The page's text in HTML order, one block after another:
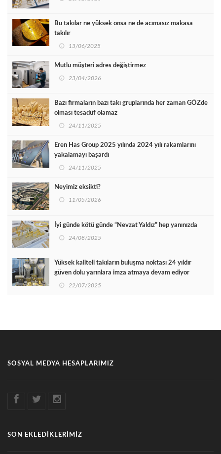
Bu takılar ne yüksek onsa ne de acımasız makasa
takılır
13/06/2025
Mutlu müşteri adres değiştirmez
23/04/2026
Bazı firmaların bazı takı gruplarında her zaman GÖZde
olması tesadüf olamaz
24/11/2025
Eren Has Group 2025 yılında 2024 yılı rakamlarını
yakalamayı başardı
24/11/2025
Neyimiz eksikti?
11/05/2026
İyi günde kötü günde “Nevzat Yaldız” hep yanınızda
24/08/2025
Yüksek kaliteli takıların buluşma noktası 24 yıldır
güven dolu yarınlara imza atmaya devam ediyor
22/07/2025
SOSYAL MEDYA HESAPLARIMIZ
SON EKLEDİKLERİMİZ